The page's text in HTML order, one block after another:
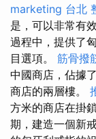
marketing 台北
是，可以非常有
過程中，提供了
目選項。 筋骨撥
中國商店，佔據
商店的兩層樓。
方米的商店在掛
期，建造一個新